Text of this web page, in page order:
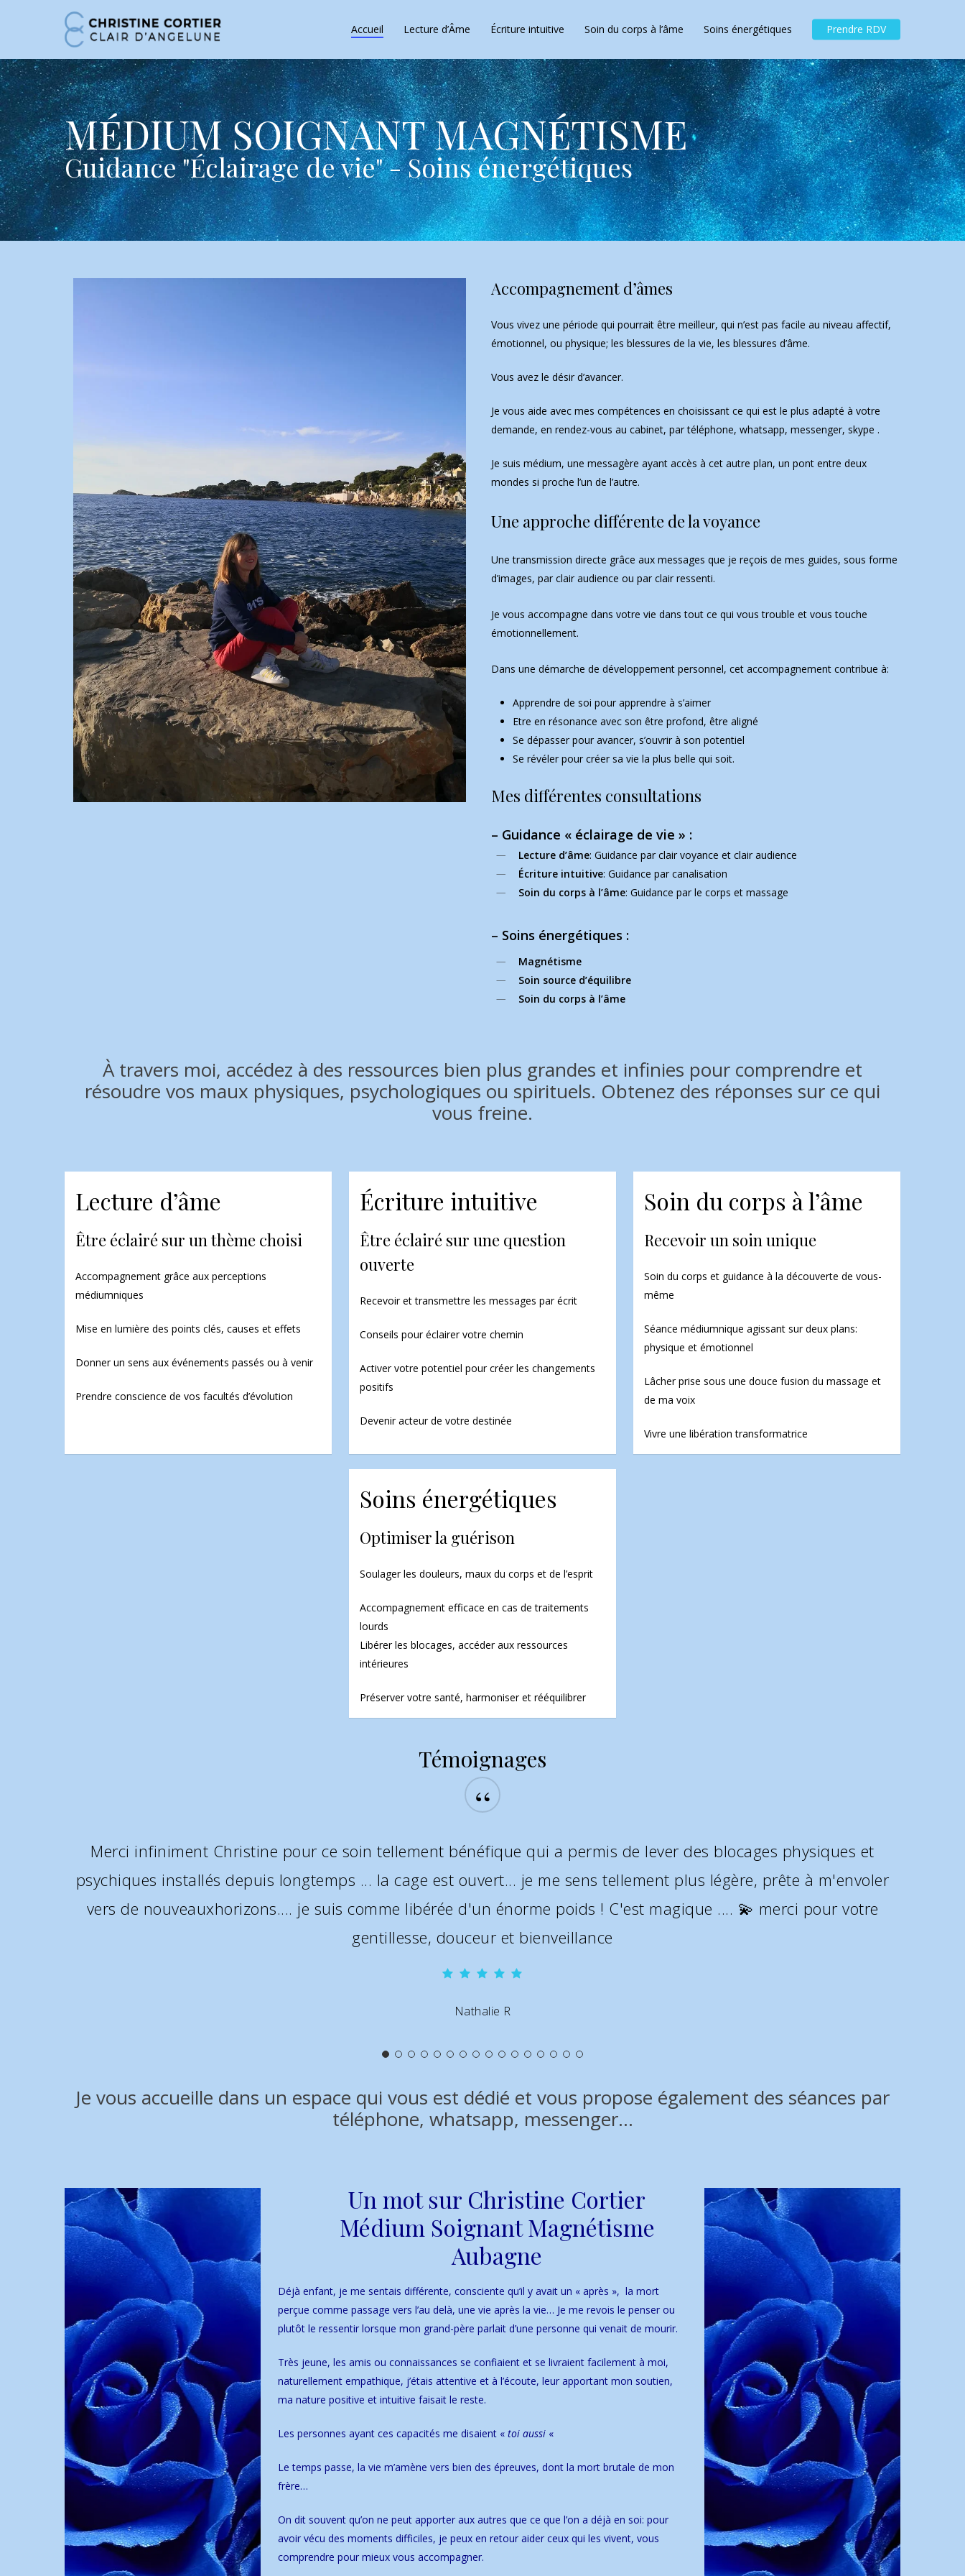
content
Accueil Lecture d’Âme Écriture intuitive Soin du corps à l’âme Soins énergétiques Prendre RDV
MÉDIUM SOIGNANT MAGNÉTISME
Guidance "Éclairage de vie" - Soins énergétiques
Accompagnement d’âmes
Vous vivez une période qui pourrait être meilleur, qui n’est pas facile au niveau affectif,
émotionnel, ou physique; les blessures de la vie, les blessures d’âme.
Vous avez le désir d’avancer.
Je vous aide avec mes compétences en choisissant ce qui est le plus adapté à votre
demande, en rendez-vous au cabinet, par téléphone, whatsapp, messenger, skype .
Je suis médium, une messagère ayant accès à cet autre plan, un pont entre deux
mondes si proche l’un de l’autre.
Une approche différente de la voyance
Une transmission directe grâce aux messages que je reçois de mes guides, sous forme
d’images, par clair audience ou par clair ressenti.
Je vous accompagne dans votre vie dans tout ce qui vous trouble et vous touche
émotionnellement.
Dans une démarche de développement personnel, cet accompagnement contribue à:
Apprendre de soi pour apprendre à s’aimer
Etre en résonance avec son être profond, être aligné
Se dépasser pour avancer, s’ouvrir à son potentiel
Se révéler pour créer sa vie la plus belle qui soit.
Mes différentes consultations
– Guidance « éclairage de vie » :
Lecture d’âme: Guidance par clair voyance et clair audience
Écriture intuitive: Guidance par canalisation
Soin du corps à l’âme: Guidance par le corps et massage
– Soins énergétiques :
Magnétisme
Soin source d’équilibre
Soin du corps à l’âme
À travers moi, accédez à des ressources bien plus grandes et infinies pour comprendre et
résoudre vos maux physiques, psychologiques ou spirituels. Obtenez des réponses sur ce qui
vous freine.
Lecture d’âme
Être éclairé sur un thème choisi
Accompagnement grâce aux perceptions
médiumniques
Mise en lumière des points clés, causes et effets
Donner un sens aux événements passés ou à venir
Prendre conscience de vos facultés d’évolution
Écriture intuitive
Être éclairé sur une question
ouverte
Recevoir et transmettre les messages par écrit
Conseils pour éclairer votre chemin
Activer votre potentiel pour créer les changements
positifs
Devenir acteur de votre destinée
Soin du corps à l’âme
Recevoir un soin unique
Soin du corps et guidance à la découverte de vous-
même
Séance médiumnique agissant sur deux plans:
physique et émotionnel
Lâcher prise sous une douce fusion du massage et
de ma voix
Vivre une libération transformatrice
Soins énergétiques
Optimiser la guérison
Soulager les douleurs, maux du corps et de l’esprit
Accompagnement efficace en cas de traitements
lourds
Libérer les blocages, accéder aux ressources
intérieures
Préserver votre santé, harmoniser et rééquilibrer
Témoignages
“
Christine a vu juste sur de nombreux points dont je n'avais aucunement conscience au moment de ma
consultation. Un an après les choses annoncées sont arrivées je ne peux qu'être admirative devant ces prédictions
De plus Christine est douce et dans le non jugement Merci je vous recontacte bientôt
Sandra F
téléphone, whatsapp, messenger...
Médium Soignant Magnétisme
Aubagne
Déjà enfant, je me sentais différente, consciente qu’il y avait un « après », la mort
plutôt le ressentir lorsque mon grand-père parlait d’une personne qui venait de mourir.
Très jeune, les amis ou connaissances se confiaient et se livraient facilement à moi,
ma nature positive et intuitive faisait le reste.
Les personnes ayant ces capacités me disaient «
Le temps passe, la vie m’amène vers bien des épreuves, dont la mort brutale de mon
On dit souvent qu’on ne peut apporter aux autres que ce que l’on a déjà en soi: pour
comprendre pour mieux vous accompagner.
A cette période, je travaille à l’hôpital, c’est là que tout va commencer. Ces capacités